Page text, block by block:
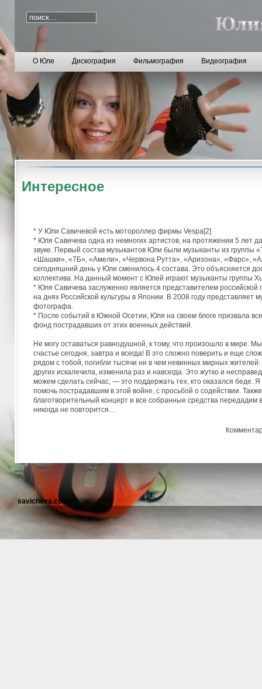
О Юле Дискография Фильмография Видеография
Интересное
* У Юли Савичевой есть мотороллер фирмы Vespa[2]
* Юля Савичева одна из немногих артистов, на протяжении 5 лет
звуке. Первый состав музыкантов Юли были музыканты из группы
«Шашки», «7Б», «Амели», «Червона Рутта», «Аризона», «Фарс»,
сегодняшний день у Юли сменилось 4 состава. Это объясняется
коллектива. На данный момент с Юлей играют музыканты группы
* Юля Савичева заслуженно является представителем
на днях Российской культуры в Японии. В 2008 году представляет
фотографа.
* После событий в Южной Осетии, Юля на своем блоге призвала
фонд пострадавших от этих военных действий.
Не могу оставаться равнодушной, к тому, что произошло в мире.
счастье сегодня, завтра и всегда! В это сложно поверить и еще
рядом с тобой, погибли тысячи ни в чем невинных мирных
других искалечила, изменила раз и навсегда. Это жутко и
можем сделать сейчас, — это поддержать тех, кто оказался беде.
помочь пострадавшим в этой войне, с просьбой о содействии.
благотворительный концерт и все собранные средства
никогда не повторится…
savicheva.com